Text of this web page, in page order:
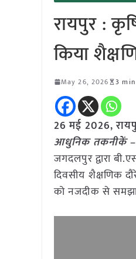
रायपुर :
किया
May 26, 2026 3
26 मई 2026,
आधुनिक तकनीकें
जगदलपुर द्वारा
दिवसीय शैक्षणिक
को नजदीक से समझा